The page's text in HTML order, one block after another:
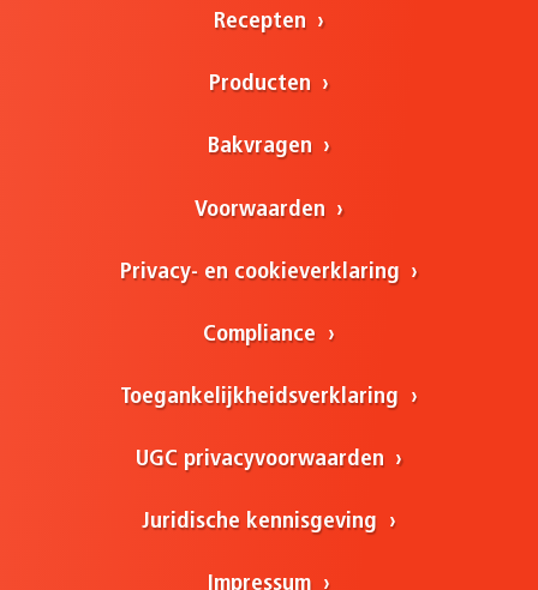
Recepten
Producten
Bakvragen
Voorwaarden
Privacy- en cookieverklaring
Compliance
Toegankelijkheidsverklaring
UGC privacyvoorwaarden
Juridische kennisgeving
Impressum